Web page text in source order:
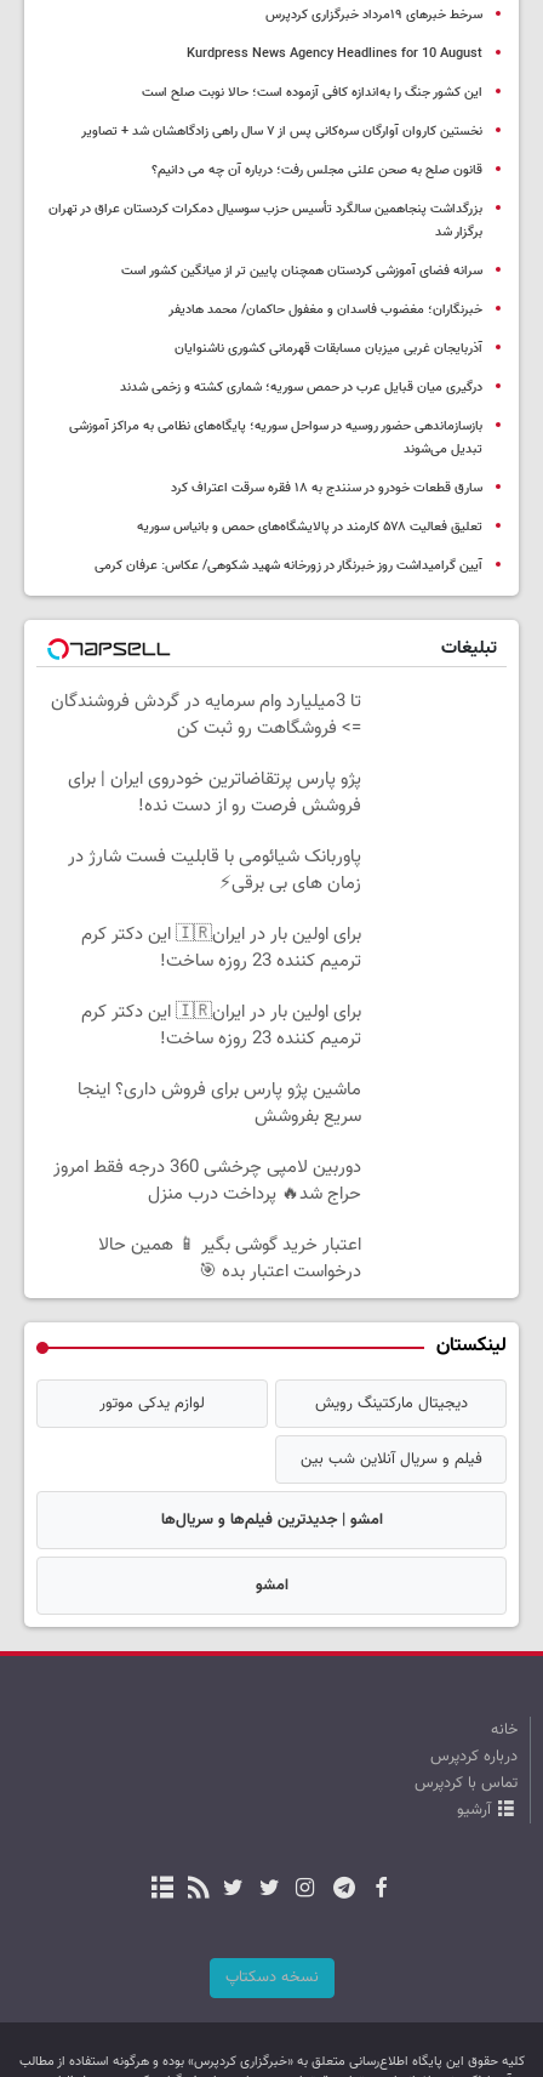
سرخط خبرهای ۱۹مرداد خبرگزاری کردپرس
Kurdpress News Agency Headlines for 10 August
این کشور جنگ را به‌اندازه کافی آزموده است؛ حالا نوبت صلح است
نخستین کاروان آوارگان سره‌کانی پس از ۷ سال راهی زادگاهشان شد + تصاویر
قانون صلح به صحن علنی مجلس رفت؛ درباره آن چه می دانیم؟
بزرگداشت پنجاهمین سالگرد تأسیس حزب سوسیال دمکرات کردستان عراق در تهران
برگزار شد
سرانه فضای آموزشی کردستان همچنان پایین تر از میانگین کشور است
خبرنگاران؛ مغضوب فاسدان و مغفول حاکمان/ محمد هادیفر
آذربایجان غربی میزبان مسابقات قهرمانی کشوری ناشنوایان
درگیری میان قبایل عرب در حمص سوریه؛ شماری کشته و زخمی شدند
بازسازماندهی حضور روسیه در سواحل سوریه؛ پایگاه‌های نظامی به مراکز آموزشی
تبدیل می‌شوند
سارق قطعات خودرو در سنندج به ۱۸ فقره سرقت اعتراف کرد
تعلیق فعالیت ۵۷۸ کارمند در پالایشگاه‌های حمص و بانیاس سوریه
آیین گرامیداشت روز خبرنگار در زورخانه شهید شکوهی/ عکاس: عرفان کرمی
تبلیغات
تا 3میلیارد وام سرمایه در گردش فروشندگان
=> فروشگاهت رو ثبت کن
پژو پارس پرتقاضاترین خودروی ایران | برای
فروشش فرصت رو از دست نده!
پاوربانک شیائومی با قابلیت فست شارژ در
زمان های بی برقی⚡
برای اولین بار در ایران🇮🇷 این دکتر کرم
ترمیم کننده 23 روزه ساخت!
برای اولین بار در ایران🇮🇷 این دکتر کرم
ترمیم کننده 23 روزه ساخت!
ماشین پژو پارس برای فروش داری؟ اینجا
سریع بفروشش
دوربین لامپی چرخشی 360 درجه فقط امروز
حراج شد🔥 پرداخت درب منزل
اعتبار خرید گوشی بگیر 📱 همین حالا
درخواست اعتبار بده 🎯
لینکستان
دیجیتال مارکتینگ رویش لوازم یدکی موتور
فیلم و سریال آنلاین شب بین
امشو | جدیدترین فیلم‌ها و سریال‌ها
امشو
خانه
درباره کردپرس
تماس با کردپرس
آرشیو
نسخه دسکتاپ
کليه حقوق اين پایگاه اطلاع‌رسانی متعلق به «خبرگزاری کردپرس» بوده و هرگونه استفاده از مطالب